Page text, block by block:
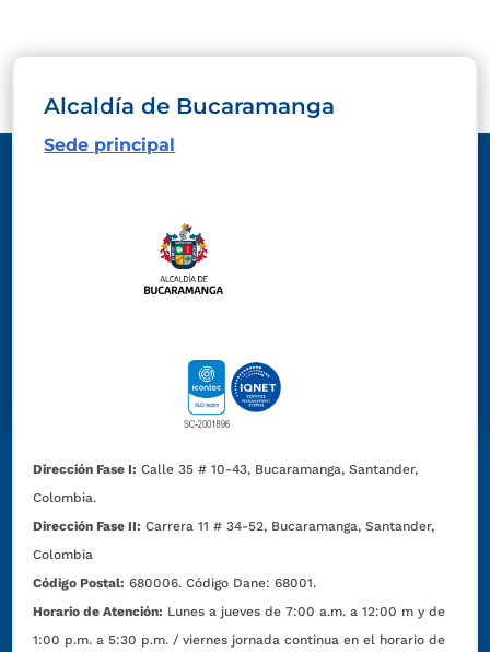
Alcaldía de Bucaramanga
Sede principal
Dirección Fase I: Calle 35 # 10-43, Bucaramanga, Santander,
Colombia.
Dirección Fase II: Carrera 11 # 34-52, Bucaramanga, Santander,
Colombia
Código Postal: 680006. Código Dane: 68001.
Horario de Atención: Lunes a jueves de 7:00 a.m. a 12:00 m y de
1:00 p.m. a 5:30 p.m. / viernes jornada continua en el horario de